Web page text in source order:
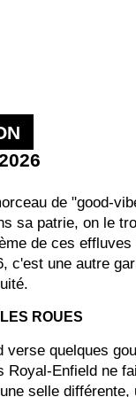
de "good-
sa patrie, on le
de ces
c'est une autre
ROUES
verse quelques
Royal-Enfield ne
selle